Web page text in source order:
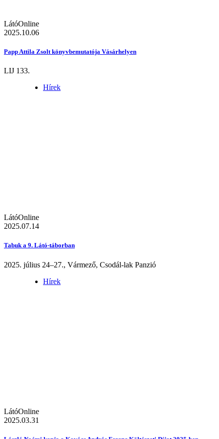
LátóOnline
2025.10.06
Papp Attila Zsolt könyvbemutatója Vásárhelyen
LIJ 133.
Hírek
LátóOnline
2025.07.14
Tabuk a 9. Látó-táborban
2025. július 24–27., Vármező, Csodál-lak Panzió
Hírek
LátóOnline
2025.03.31